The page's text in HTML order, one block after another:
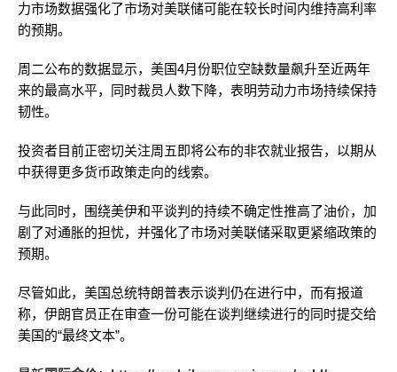
力市场数据强化了市场对美联储可能在较长时间内维持高利率
的预期。
周二公布的数据显示，美国4月份职位空缺数量飙升至近两年
来的最高水平，同时裁员人数下降，表明劳动力市场持续保持
韧性。
投资者目前正密切关注周五即将公布的非农就业报告，以期从
中获得更多货币政策走向的线索。
与此同时，围绕美伊和平谈判的持续不确定性推高了油价，加
剧了对通胀的担忧，并强化了市场对美联储采取更紧缩政策的
预期。
尽管如此，美国总统特朗普表示谈判仍在进行中，而有报道
称，伊朗官员正在审查一份可能在谈判继续进行的同时提交给
美国的“最终文本”。